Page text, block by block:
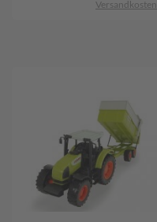
Versandkosten